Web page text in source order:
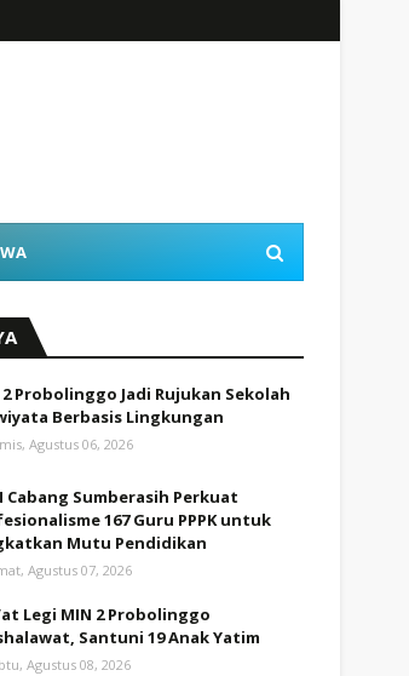
2 Probolinggo Jadi Rujukan Sekolah
Berbasis Lingkungan
Agustus 06, 2026
Cabang Sumberasih Perkuat
167 Guru PPPK untuk
Mutu Pendidikan
Agustus 07, 2026
Legi MIN 2 Probolinggo
Santuni 19 Anak Yatim
Agustus 08, 2026